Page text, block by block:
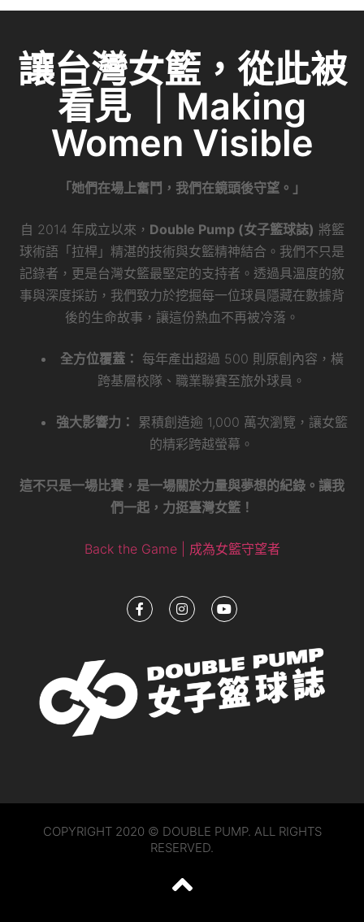
b
o
o
k
at
dI
n
讓台灣女籃，從此被
看見 ｜Making
Women Visible
「她們在場上奮鬥，我們在鏡頭後守望。」
自 2014 年成立以來， Double Pump (女子籃球誌) 將籃
球術語「拉桿」精湛的技術與女籃精神結合。我們不只是
記錄者，更是台灣女籃最堅定的支持者。透過具溫度的敘
事與深度採訪，我們致力於挖掘每一位球員隱藏在數據背
後的生命故事，讓這份熱血不再被冷落。
全方位覆蓋： 每年產出超過 500 則原創內容，橫
跨基層校隊、職業聯賽至旅外球員。
強大影響力：
累積創造逾 1,000 萬次瀏覽，讓女籃
的精彩跨越螢幕。
這不只是一場比賽，是一場關於力量與夢想的紀錄。讓我
們一起，力挺臺灣女籃！
Back the Game | 成為女籃守望者
COPYRIGHT 2020 © DOUBLE PUMP. ALL RIGHTS
RESERVED.